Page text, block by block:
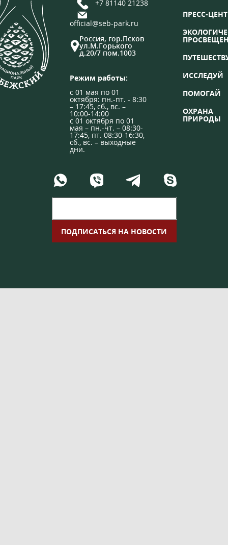
+7 81140 21238
official@seb-park.ru
Россия, гор.Псков
ул.М.Горького
д.20/7 пом.1003
Режим работы:
с 01 мая по 01
октября: пн.-пт. - 8:30
– 17:45, сб., вс. –
10:00-14:00
с 01 октября по 01
мая – пн.-чт. – 08:30-
17:45, пт. 08:30-16:30,
сб., вс. – выходные
дни.
ПРЕСС-
ИССЛЕДУЙ
ПОМОГАЙ
ОХРАНА
ПРИРОДЫ